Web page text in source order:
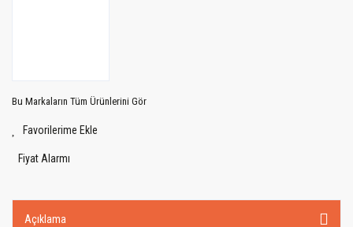
Bu Markaların Tüm Ürünlerini Gör
Fiyat Alarmı
Açıklama